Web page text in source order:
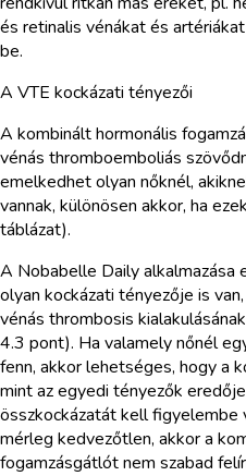
és retinalis vénákat és
be.
A VTE kockázati tényezői
A kombinált hormonális
vénás thromboemboliás
emelkedhet olyan nőknél,
vannak, különösen akkor, ha
táblázat).
A Nobabelle Daily alkalmazása
olyan kockázati tényezője is
vénás thrombosis
4.3 pont). Ha valamely nőnél
fenn, akkor lehetséges, hogy a
mint az egyedi tényezők
összkockázatát kell figyelembe
mérleg kedvezőtlen, akkor a
fogamzásgátlót nem szabad